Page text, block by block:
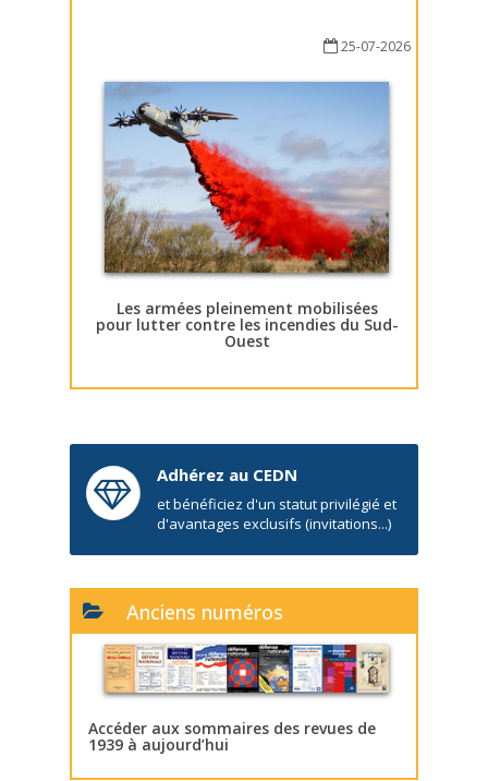
25-07-2026
Les armées pleinement mobilisées
pour lutter contre les incendies du Sud-
Ouest
Adhérez au CEDN
et bénéficiez d'un statut privilégié et
d'avantages exclusifs (invitations...)
Anciens numéros
Accéder aux sommaires des revues de
1939 à aujourd’hui